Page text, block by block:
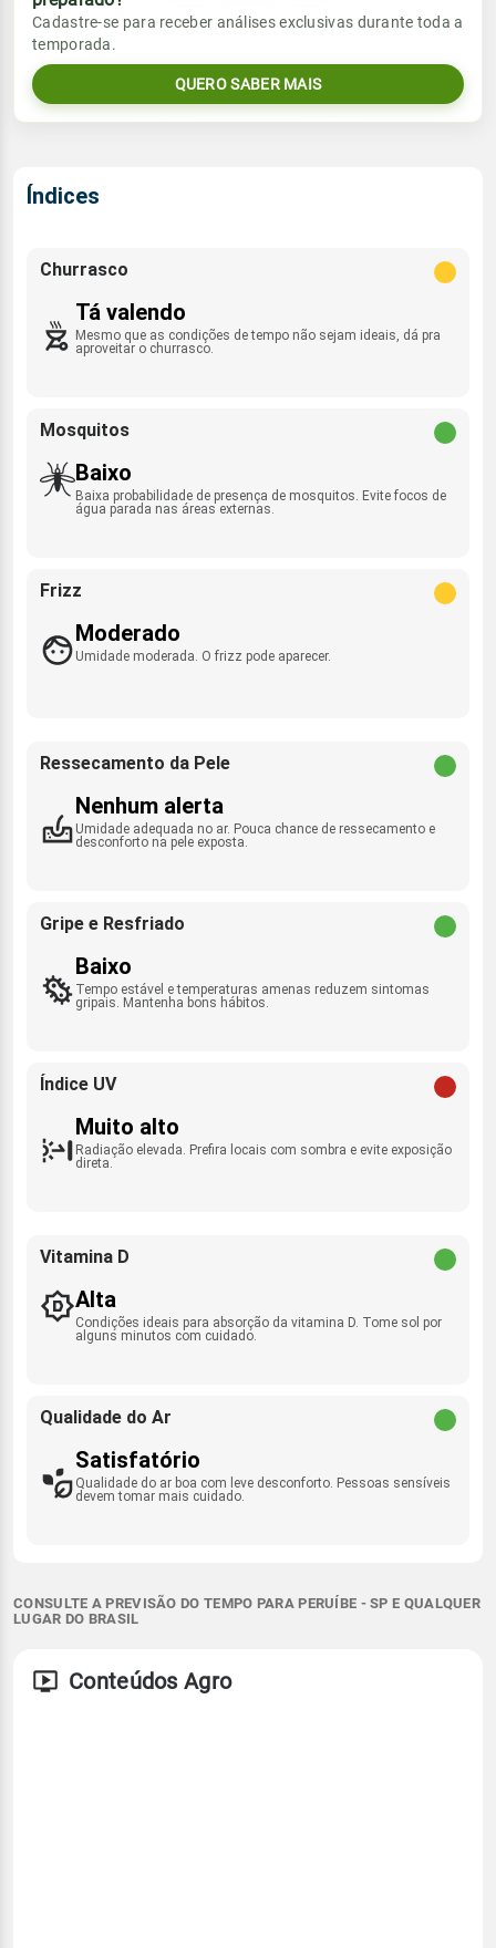
Umidade do ar
92% 98%
Rajada de vento
Sol
06:39h às 17:47h
Lua
Chuva
5.7mm
Umidade do ar
Vento
SE - 10km/h
Rajada de vento
Sol
Cadastre-se para receber análises exclusivas durante toda a
temporada.
QUERO SABER MAIS
Índices
Churrasco
Tá valendo
Mesmo que as condições de tempo não sejam ideais, dá pra
aproveitar o churrasco.
Mosquitos
Baixo
Baixa probabilidade de presença de mosquitos. Evite focos de
água parada nas áreas externas.
Frizz
Moderado
Umidade moderada. O frizz pode aparecer.
Ressecamento da Pele
Nenhum alerta
Umidade adequada no ar. Pouca chance de ressecamento e
desconforto na pele exposta.
Gripe e Resfriado
Baixo
Tempo estável e temperaturas amenas reduzem sintomas
gripais. Mantenha bons hábitos.
Índice UV
Muito alto
Radiação elevada. Prefira locais com sombra e evite exposição
direta.
Vitamina D
Alta
Condições ideais para absorção da vitamina D. Tome sol por
alguns minutos com cuidado.
Qualidade do Ar
Satisfatório
Qualidade do ar boa com leve desconforto. Pessoas sensíveis
devem tomar mais cuidado.
CONSULTE A PREVISÃO DO TEMPO PARA PERUÍBE - SP E QUALQUER
LUGAR DO BRASIL
Conteúdos Agro